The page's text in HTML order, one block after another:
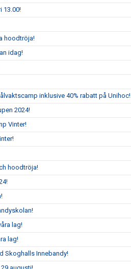
13.00!
hoodtröja!
idag!
inklusive 40% rabatt på Unihoc!
2024!
Vinter!
hoodtröja!
lag!
lag!
Skoghalls Innebandy!